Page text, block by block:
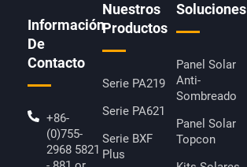
Información
De
Contacto
+86-
(0)755-
2968 5821
Nuestros
Productos
Serie PA219
Serie PA621
Serie BXF
Plus
Soluciones
Panel Solar
Anti-
Sombreado
Panel Solar
Topcon